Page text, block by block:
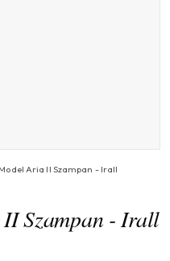
Aria II Szampan - Irall
Szampan - Irall